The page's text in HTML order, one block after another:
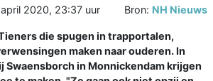
april 2020, 23:37 uur Bron: NH Nieuws
die spugen in trapportalen,
maken naar ouderen. In
Swaensborch in Monnickendam krijgen